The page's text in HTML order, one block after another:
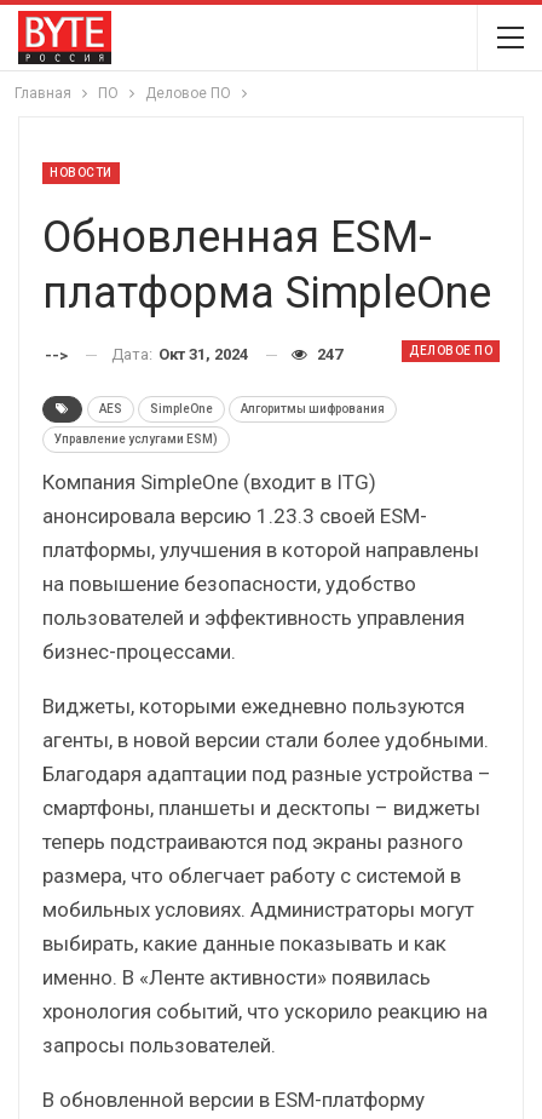
Главная ПО Деловое ПО
НОВОСТИ
Обновленная ESM-
платформа SimpleOne
ДЕЛОВОЕ ПО
--> Дата: Окт 31, 2024 247
AES SimpleOne Алгоритмы шифрования
Управление услугами ESM)
Компания SimpleOne (входит в ITG)
анонсировала версию 1.23.3 своей ESM-
платформы, улучшения в которой направлены
на повышение безопасности, удобство
пользователей и эффективность управления
бизнес-процессами.
Виджеты, которыми ежедневно пользуются
агенты, в новой версии стали более удобными.
Благодаря адаптации под разные устройства –
смартфоны, планшеты и десктопы – виджеты
теперь подстраиваются под экраны разного
размера, что облегчает работу с системой в
мобильных условиях. Администраторы могут
выбирать, какие данные показывать и как
именно. В «Ленте активности» появилась
хронология событий, что ускорило реакцию на
запросы пользователей.
В обновленной версии в ESM-платформу